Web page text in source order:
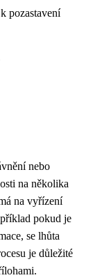
pozastavení
nebo
na několika
na vyřízení
pokud je
se lhůta
je důležité